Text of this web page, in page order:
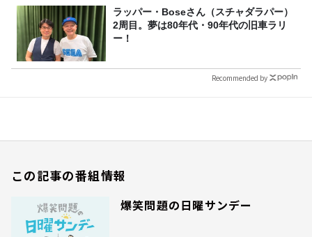
ラッパー・Boseさん（スチャダラパー）
2周目。夢は80年代・90年代の旧車ラリ
ー！
Recommended by
この記事の番組情報
爆笑問題の日曜サンデー